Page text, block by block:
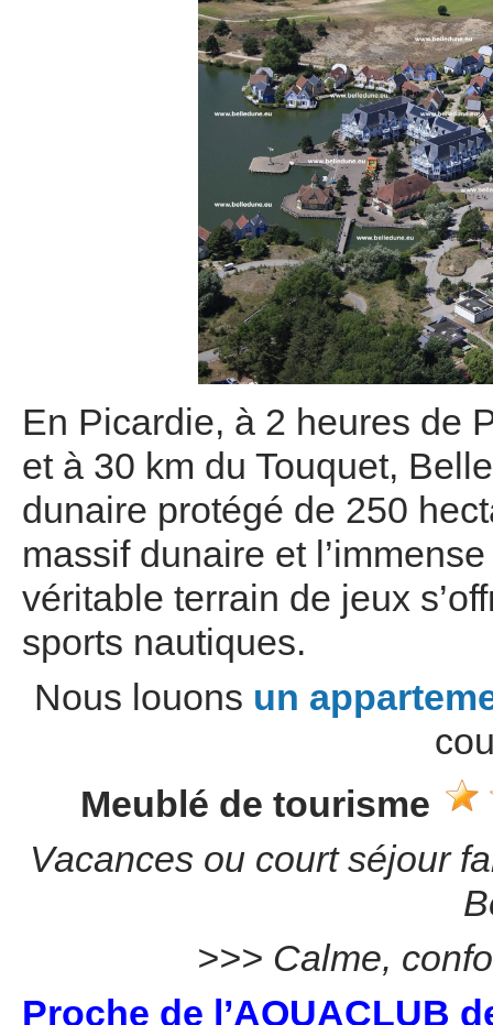
En Picardie, à 2 heures de
et à 30 km du Touquet,
dunaire protégé de 250
massif dunaire et
véritable terrain de jeux
sports nautiques.
Nous louons un
Meublé de tourisme
Vacances ou court séjour
>>> Calme,
Proche de l’AQUACLUB